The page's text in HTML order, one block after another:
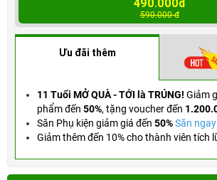
490.000đ
590.000 đ
Ưu đãi thêm
11 Tuổi MỞ QUÀ - TỚI là TRÚNG! Giảm
phẩm đến 50%, tặng voucher đến
Săn Phụ kiện giảm giá đến 50%Săn ngay
Giảm thêm đến 10% cho thành viên tích